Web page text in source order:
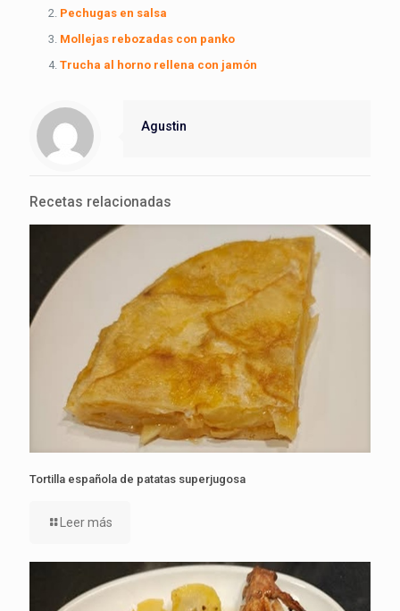
Pechugas en salsa
Mollejas rebozadas con panko
Trucha al horno rellena con jamón
Agustin
Recetas relacionadas
Tortilla española de patatas superjugosa
Leer más